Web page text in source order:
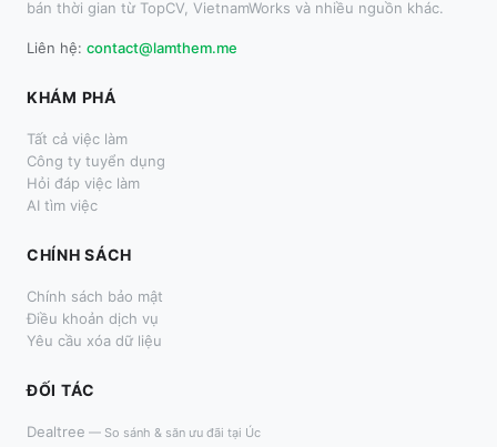
bán thời gian từ TopCV, VietnamWorks và nhiều nguồn khác.
Liên hệ: contact@lamthem.me
KHÁM PHÁ
Tất cả việc làm
Công ty tuyển dụng
Hỏi đáp việc làm
AI tìm việc
CHÍNH SÁCH
Chính sách bảo mật
Điều khoản dịch vụ
Yêu cầu xóa dữ liệu
ĐỐI TÁC
Dealtree — So sánh & săn ưu đãi tại Úc